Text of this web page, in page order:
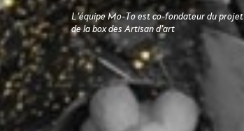
L'équipe Mo-To est co-fondateur du projet
de la box des Artisan d'art